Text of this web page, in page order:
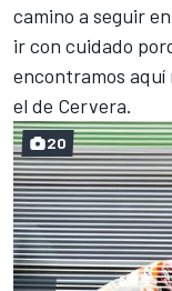
camino a seguir
ir con cuidado
encontramos aquí
el de Cervera.
20